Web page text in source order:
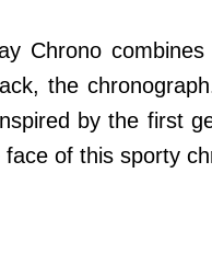
Chrono
the
by the first
of this sporty